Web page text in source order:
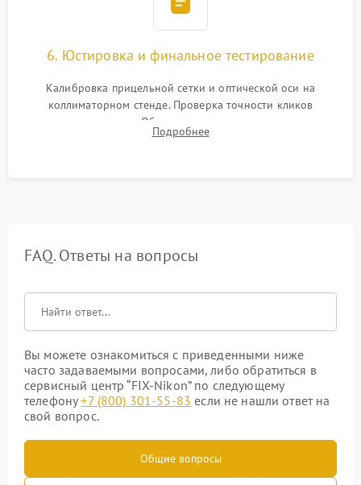
6. Юстировка и финальное тестирование
Калибровка прицельной сетки и оптической оси на
коллиматорном стенде. Проверка точности кликов
механизма поправок. Обязательное испытание прицела на
ударном стенде для проверки устойчивости к отдаче и
Подробнее
FAQ. Ответы на вопросы
Вы можете ознакомиться с приведенными ниже
часто задаваемыми вопросами, либо обратиться в
сервисный центр “FIX-Nikon” по следующему
телефону+7 (800) 301-55-83 если не нашли ответ на
свой вопрос.
Общие вопросы